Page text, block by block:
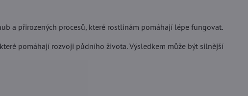
a přirozených procesů, které rostlinám pomáhají lépe fungovat.
pomáhají rozvoji půdního života. Výsledkem může být silnější